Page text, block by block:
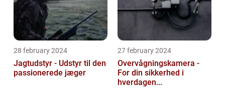
28 february 2024
Jagtudstyr - Udstyr til den
passionerede jæger
27 february 2024
Overvågningskamera -
For din sikkerhed i
hverdagen...